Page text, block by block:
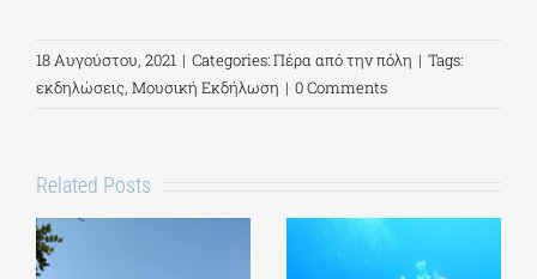
18 Αυγούστου, 2021 | Categories:Πέρα από την πόλη | Tags:
εκδηλώσεις, Μουσική Εκδήλωση | 0 Comments
Related Posts